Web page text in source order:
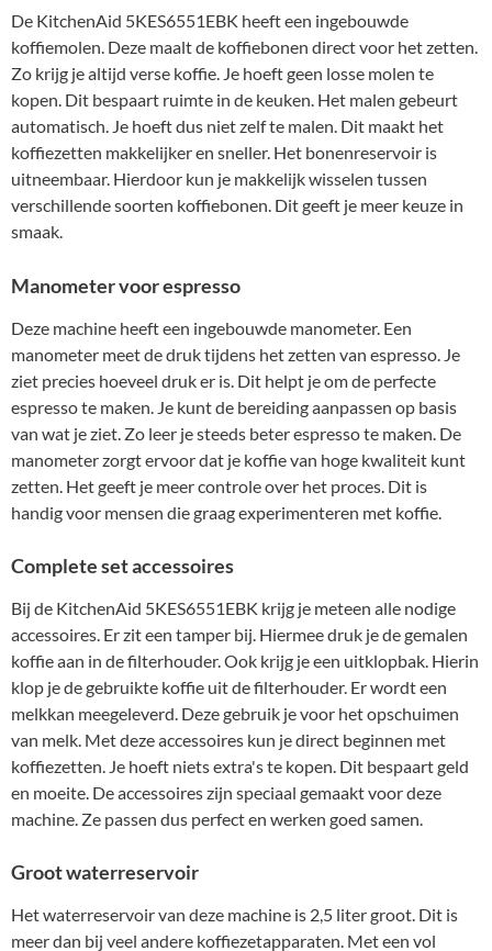
De KitchenAid 5KES6551EBK heeft een ingebouwde
koffiemolen. Deze maalt de koffiebonen direct voor het zetten.
Zo krijg je altijd verse koffie. Je hoeft geen losse molen te
kopen. Dit bespaart ruimte in de keuken. Het malen gebeurt
automatisch. Je hoeft dus niet zelf te malen. Dit maakt het
koffiezetten makkelijker en sneller. Het bonenreservoir is
uitneembaar. Hierdoor kun je makkelijk wisselen tussen
verschillende soorten koffiebonen. Dit geeft je meer keuze in
smaak.
Manometer voor espresso
Deze machine heeft een ingebouwde manometer. Een
manometer meet de druk tijdens het zetten van espresso. Je
ziet precies hoeveel druk er is. Dit helpt je om de perfecte
espresso te maken. Je kunt de bereiding aanpassen op basis
van wat je ziet. Zo leer je steeds beter espresso te maken. De
manometer zorgt ervoor dat je koffie van hoge kwaliteit kunt
zetten. Het geeft je meer controle over het proces. Dit is
handig voor mensen die graag experimenteren met koffie.
Complete set accessoires
Bij de KitchenAid 5KES6551EBK krijg je meteen alle nodige
accessoires. Er zit een tamper bij. Hiermee druk je de gemalen
koffie aan in de filterhouder. Ook krijg je een uitklopbak. Hierin
klop je de gebruikte koffie uit de filterhouder. Er wordt een
melkkan meegeleverd. Deze gebruik je voor het opschuimen
van melk. Met deze accessoires kun je direct beginnen met
koffiezetten. Je hoeft niets extra's te kopen. Dit bespaart geld
en moeite. De accessoires zijn speciaal gemaakt voor deze
machine. Ze passen dus perfect en werken goed samen.
Groot waterreservoir
Het waterreservoir van deze machine is 2,5 liter groot. Dit is
meer dan bij veel andere koffiezetapparaten. Met een vol